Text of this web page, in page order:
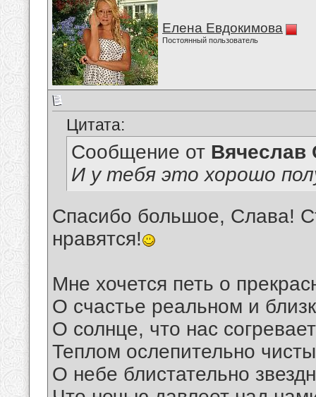
Елена Евдокимова
Постоянный пользователь
Цитата:
Сообщение от Вячеслав
И у тебя это хорошо
Спасибо большое, Слава!
нравятся!
Мне хочется петь о
О счастье реальном и
О солнце, что нас согревает
Теплом ослепительно
О небе блистательно